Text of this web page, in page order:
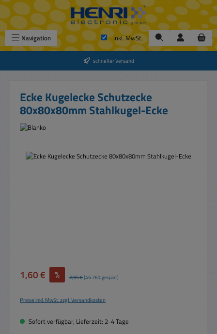
Zum Hauptinhalt springen
Navigation inkl. MwSt.
schneller Versand
Ecke Kugelecke Schutzecke
80x80x80mm Stahlkugel-Ecke
Bildergalerie überspringen
Verkaufspreis:
1,60 € % Regulärer Preis:
2,95 €(45.76% gespart)
Preise inkl. MwSt. zzgl. Versandkosten
Sofort verfügbar, Lieferzeit: 2-4 Tage